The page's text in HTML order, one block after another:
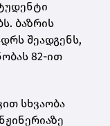
ბაზრის
შეადგენს,
82-ით
სხვაობა